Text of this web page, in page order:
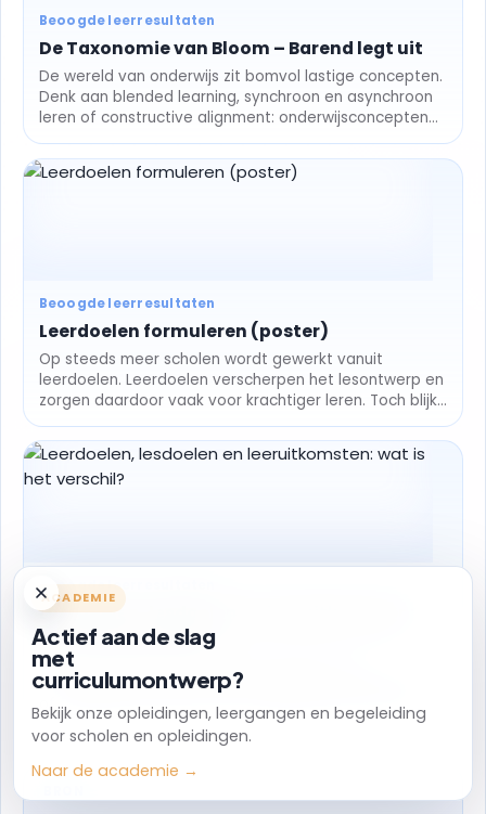
Beoogde leerresultaten
De Taxonomie van Bloom – Barend legt uit
De wereld van onderwijs zit bomvol lastige concepten.
Denk aan blended learning, synchroon en asynchroon
leren of constructive alignment: onderwijsconcepten
waar je...
Beoogde leerresultaten
Leerdoelen formuleren (poster)
Op steeds meer scholen wordt gewerkt vanuit
leerdoelen. Leerdoelen verscherpen het lesontwerp en
zorgen daardoor vaak voor krachtiger leren. Toch blijkt
het...
Beoogde leerresultaten
Leerdoelen, lesdoelen en leeruitkomsten:
wat is het verschil?
In het onderwijs wordt gebruikt gemaakt van
verschillende termen om aan te geven wat leerlingen
of studenten moeten leren. Daarbij worden termen...
ACADEMIE
Actief aan de slag
met
curriculumontwerp?
Bekijk onze opleidingen, leergangen en begeleiding
voor scholen en opleidingen.
Naar de academie →